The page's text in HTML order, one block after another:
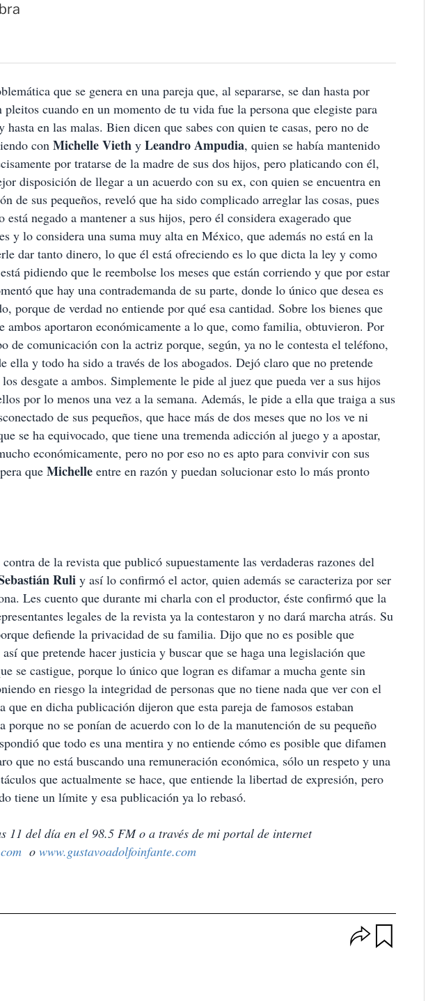
que se genera en una pareja que, al separarse, se dan hasta por
cuando en un momento de tu vida fue la persona que elegiste para
en las malas. Bien dicen que sabes con quien te casas, pero no de
con Michelle Vieth y Leandro Ampudia, quien se había mantenido
por tratarse de la madre de sus dos hijos, pero platicando con él,
disposición de llegar a un acuerdo con su ex, con quien se encuentra en
de sus pequeños, reveló que ha sido complicado arreglar las cosas, pues
negado a mantener a sus hijos, pero él considera exagerado que
y lo considera una suma muy alta en México, que además no está en la
dar tanto dinero, lo que él está ofreciendo es lo que dicta la ley y como
pidiendo que le reembolse los meses que están corriendo y que por estar
que hay una contrademanda de su parte, donde lo único que desea es
porque de verdad no entiende por qué esa cantidad. Sobre los bienes que
ambos aportaron económicamente a lo que, como familia, obtuvieron. Por
de comunicación con la actriz porque, según, ya no le contesta el teléfono,
ella y todo ha sido a través de los abogados. Dejó claro que no pretende
desgate a ambos. Simplemente le pide al juez que pueda ver a sus hijos
por lo menos una vez a la semana. Además, le pide a ella que traiga a sus
de sus pequeños, que hace más de dos meses que no los ve ni
se ha equivocado, que tiene una tremenda adicción al juego y a apostar,
económicamente, pero no por eso no es apto para convivir con sus
que Michelle entre en razón y puedan solucionar esto lo más pronto
de la revista que publicó supuestamente las verdaderas razones del
Ruli y así lo confirmó el actor, quien además se caracteriza por ser
Les cuento que durante mi charla con el productor, éste confirmó que la
legales de la revista ya la contestaron y no dará marcha atrás. Su
defiende la privacidad de su familia. Dijo que no es posible que
que pretende hacer justicia y buscar que se haga una legislación que
se castigue, porque lo único que logran es difamar a mucha gente sin
en riesgo la integridad de personas que no tiene nada que ver con el
que en dicha publicación dijeron que esta pareja de famosos estaban
porque no se ponían de acuerdo con lo de la manutención de su pequeño
que todo es una mentira y no entiende cómo es posible que difamen
que no está buscando una remuneración económica, sólo un respeto y una
que actualmente se hace, que entiende la libertad de expresión, pero
tiene un límite y esa publicación ya lo rebasó.
11 del día en el 98.5 FM o a través de mi portal de internet
o www.gustavoadolfoinfante.com
p